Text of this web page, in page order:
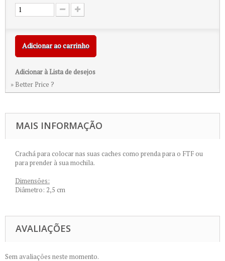
Adicionar ao carrinho
Adicionar à Lista de desejos
» Better Price ?
MAIS INFORMAÇÃO
Crachá para colocar nas suas caches como prenda para o FTF ou
para prender à sua mochila.
Dimensões:
Diâmetro: 2,5 cm
AVALIAÇÕES
Sem avaliações neste momento.